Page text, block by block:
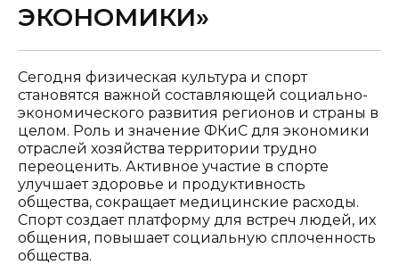
ЭКОНОМИКИ»
Сегодня физическая культура и спорт
становятся важной составляющей социально-
экономического развития регионов и страны в
целом. Роль и значение ФКиС для экономики
отраслей хозяйства территории трудно
переоценить. Активное участие в спорте
улучшает здоровье и продуктивность
общества, сокращает медицинские расходы.
Спорт создает платформу для встреч людей, их
общения, повышает социальную сплоченность
общества.